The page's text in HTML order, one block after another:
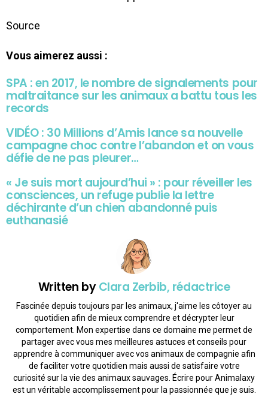
Source
Vous aimerez aussi :
SPA : en 2017, le nombre de signalements pour
maltraitance sur les animaux a battu tous les
records
VIDÉO : 30 Millions d’Amis lance sa nouvelle
campagne choc contre l’abandon et on vous
défie de ne pas pleurer…
« Je suis mort aujourd’hui » : pour réveiller les
consciences, un refuge publie la lettre
déchirante d’un chien abandonné puis
euthanasié
Written byClara Zerbib, rédactrice
Fascinée depuis toujours par les animaux, j'aime les côtoyer au
quotidien afin de mieux comprendre et décrypter leur
comportement. Mon expertise dans ce domaine me permet de
partager avec vous mes meilleures astuces et conseils pour
apprendre à communiquer avec vos animaux de compagnie afin
de faciliter votre quotidien mais aussi de satisfaire votre
curiosité sur la vie des animaux sauvages. Écrire pour Animalaxy
est un véritable accomplissement pour la passionnée que je suis.